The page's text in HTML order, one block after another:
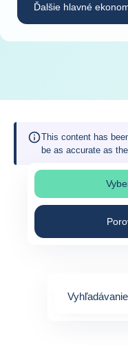
Ďalšie hlavné
This content has
be as accurate as the